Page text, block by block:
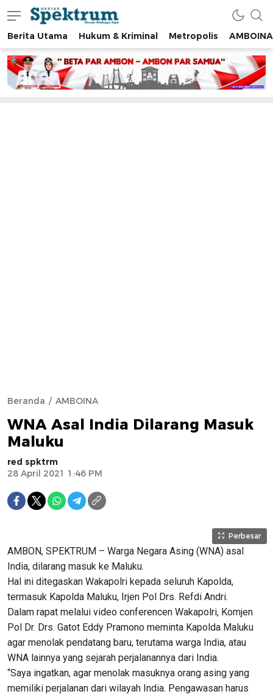
spektrumonline.com
Berita Utama Hukum & Kriminal Metropolis AMBOINA
Beranda AMBOINA
WNA Asal India Dilarang Masuk
Maluku
red spktrm
28 April 2021 1:46 PM
Perbesar
AMBON, SPEKTRUM – Warga Negara Asing (WNA) asal
India, dilarang masuk ke Maluku.
Hal ini ditegaskan Wakapolri kepada seluruh Kapolda,
termasuk Kapolda Maluku, Irjen Pol Drs. Refdi Andri.
Dalam rapat melalui video conferencen Wakapolri, Komjen
Pol Dr. Drs. Gatot Eddy Pramono meminta Kapolda Maluku
agar menolak pendatang baru, terutama warga India, atau
WNA lainnya yang sejarah perjalanannya dari India.
“Saya ingatkan, agar menolak masuknya orang asing yang
memiliki perjalanan dari wilayah India. Pengawasan harus